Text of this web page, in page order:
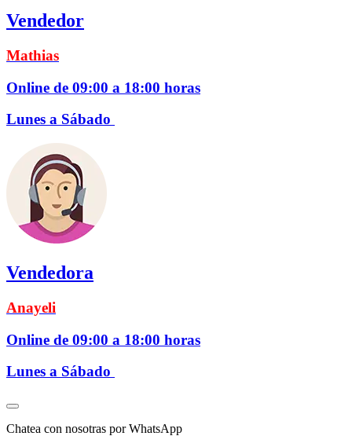
Vendedor
Mathias
Online de 09:00 a 18:00 horas
Lunes a Sábado
Vendedora
Anayeli
Online de 09:00 a 18:00 horas
Lunes a Sábado
Chatea con nosotras por WhatsApp